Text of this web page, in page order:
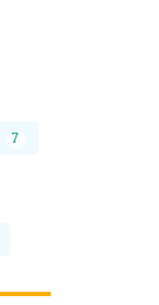
7